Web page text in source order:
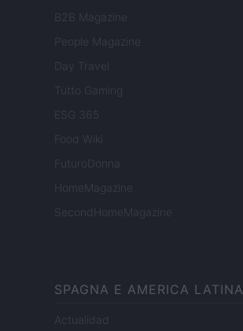
B2B Magazine
People Magazine
Day Travel
Tutto Gaming
ESG 365
Food Wiki
FuturoDonna
HomeMagazine
SecondHomeMagazine
SPAGNA E AMERICA LATINA
Actualidad